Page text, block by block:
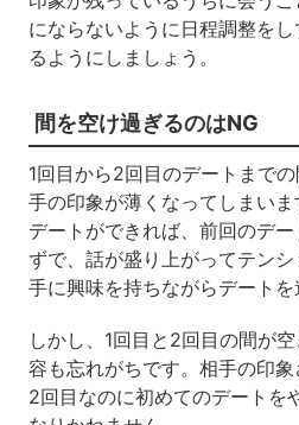
にならないように日程調整を
るようにしましょう。
間を空け過ぎるのはNG
1回目から2回目のデートまで
手の印象が薄くなってしまい
デートができれば、前回のデ
ずで、話が盛り上がってテン
手に興味を持ちながらデートを
しかし、1回目と2回目の間が
容も忘れがちです。相手の印象
2回目なのに初めてのデートを